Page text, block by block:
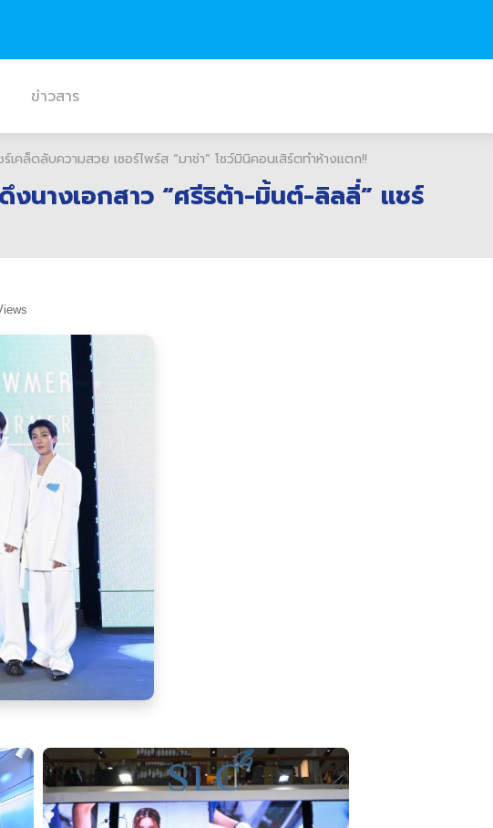
ข่าวสาร
คล็ดลับความสวย เซอร์ไพร์ส “มาช่า” โชว์มินิคอนเสิร์ตทำห้างแตก!!
นางเอกสาว “ศรีริต้า-มิ้นต์-ลิลลี่” แชร์